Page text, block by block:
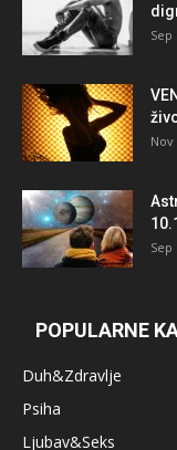
Sep
Nov
Sep
POPULARNE
Duh&Zdravlje
Psiha
Ljubav&Seks